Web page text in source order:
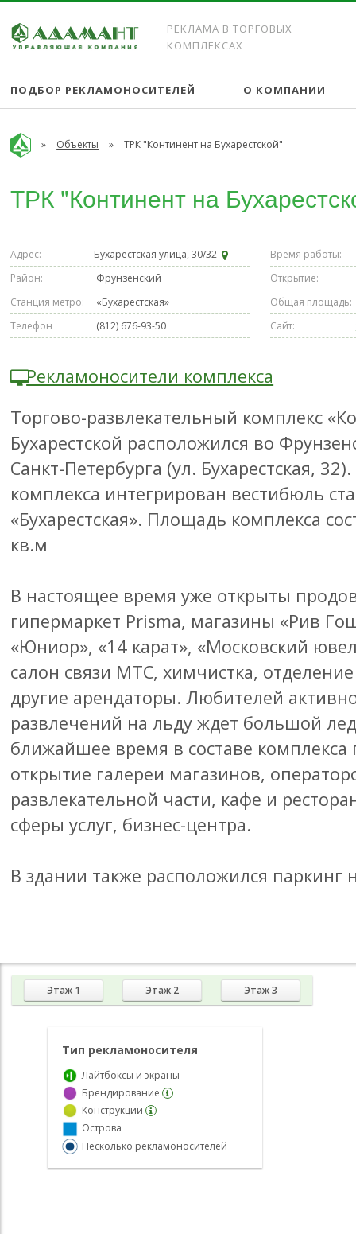
РЕКЛАМА В ТОРГОВЫХ
КОМПЛЕКСАХ
ПОДБОР РЕКЛАМОНОСИТЕЛЕЙ О КОМПАНИИ
» Объекты » ТРК "Континент на Бухарестской"
ТРК "Континент на
Адрес:
Бухарестская улица, 30/32
Район:
Фрунзенский
Станция метро:
«Бухарестская»
Телефон
(812) 676-93-50
Время работы:
Открытие:
Общая площадь:
Сайт:
Рекламоносители комплекса
Торгово-развлекательный комплекс
Бухарестской расположился во
Санкт-Петербурга (ул. Бухарестская,
комплекса интегрирован вестибюль
«Бухарестская». Площадь комплекса
кв.м
В настоящее время уже открыты
гипермаркет Prisma, магазины «Рив
«Юниор», «14 карат», «Московский
салон связи МТС, химчистка,
другие арендаторы. Любителей
развлечений на льду ждет большой
ближайшее время в составе комплекса
открытие галереи магазинов,
развлекательной части, кафе и
сферы услуг, бизнес-центра.
В здании также расположился
Этаж 1 Этаж 2 Этаж 3
Тип рекламоносителя
Лайтбоксы и экраны
Брендирование
Конструкции
Острова
Несколько рекламоносителей